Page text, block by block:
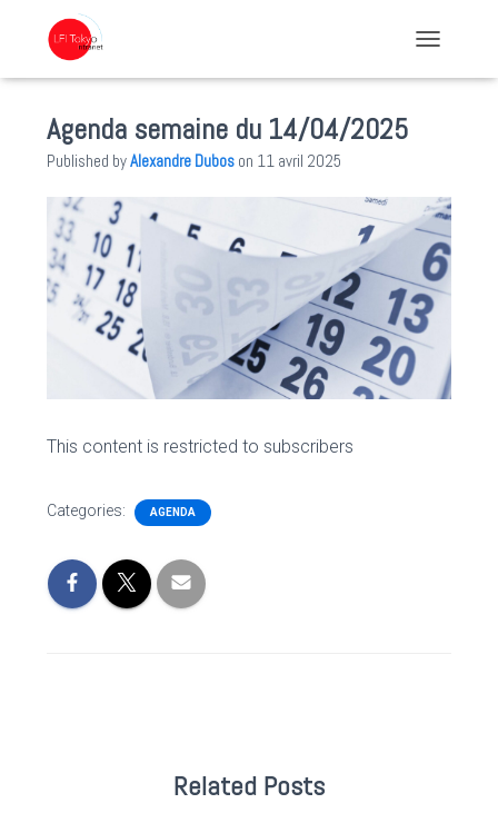
Agenda semaine du 14/04/2025
Published byAlexandre Dubos on 11 avril 2025
This content is restricted to subscribers
Categories: AGENDA
Related Posts